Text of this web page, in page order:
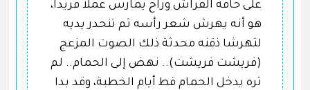
على حافة الفراش وراح يمارس عملاً فريداً،
هو أنه يهرش شعر رأسه ثم تنحدر يديه
لتهرشا ذقنه محدثة ذلك الصوت المزعج
(فريشت فريشت).. نهض إلى الحمام.. لم
تره يدخل الحمام قط أيام الخطبة، وقد بدا